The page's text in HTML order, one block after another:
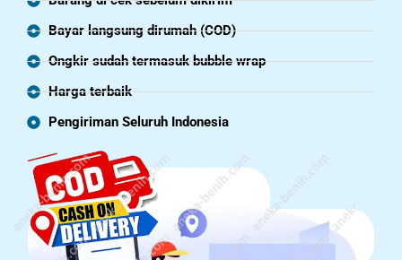
Bayar langsung dirumah (COD)
Ongkir sudah termasuk bubble wrap
Harga terbaik
Pengiriman Seluruh Indonesia